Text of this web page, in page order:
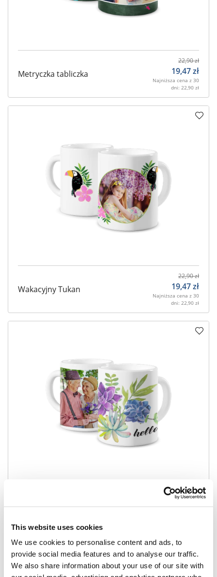
This website uses cookies
We use cookies to personalise content and ads, to
provide social media features and to analyse our traffic.
We also share information about your use of our site with
Metryczka tabliczka
22,90zł
19,47zł
Najniższa cena z 30
dni: 22,90 zł
Wakacyjny Tukan
22,90zł
19,47zł
Najniższa cena z 30
dni: 22,90 zł
Szczęście razem 4
22,90zł
19,47zł